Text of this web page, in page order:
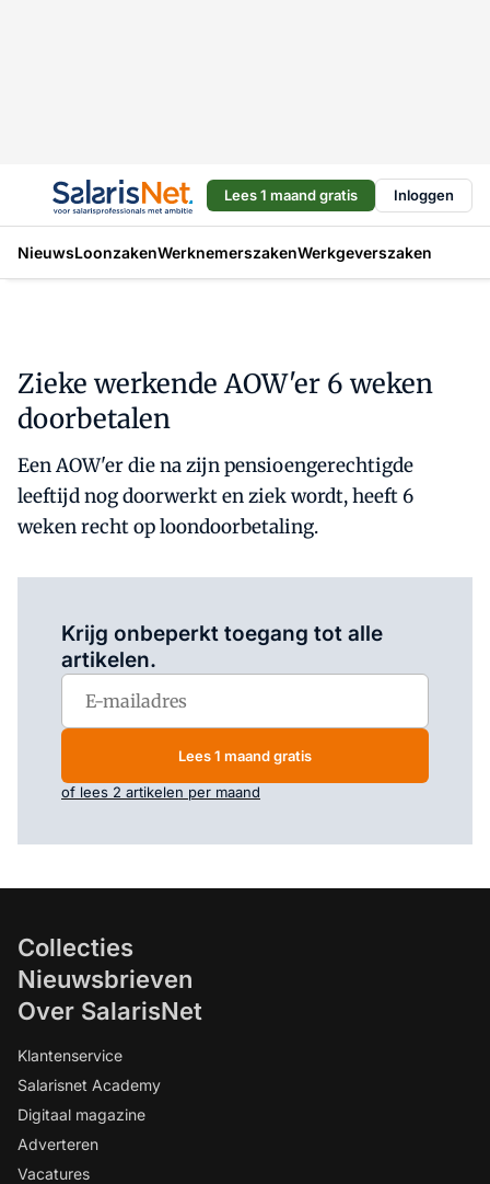
Lees 1 maand gratis Inloggen
NieuwsLoonzakenWerknemerszakenWerkgeverszaken
Zieke werkende AOW'er 6 weken
doorbetalen
Een AOW'er die na zijn pensioengerechtigde
leeftijd nog doorwerkt en ziek wordt, heeft 6
weken recht op loondoorbetaling.
Krijg onbeperkt toegang tot alle
artikelen.
Lees 1 maand gratis
of lees 2 artikelen per maand
Collecties
Nieuwsbrieven
Over SalarisNet
Klantenservice
Salarisnet Academy
Digitaal magazine
Adverteren
Vacatures